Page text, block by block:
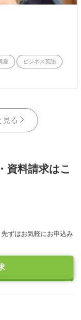
座 ビジネス英語
見る
資料請求はこ
ずはお気軽にお申込み